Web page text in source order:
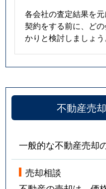
各会社の査定結果を元
契約をする前に、ど
かりと検討しましょう
不動産売
一般的な不動産売却
売却相談